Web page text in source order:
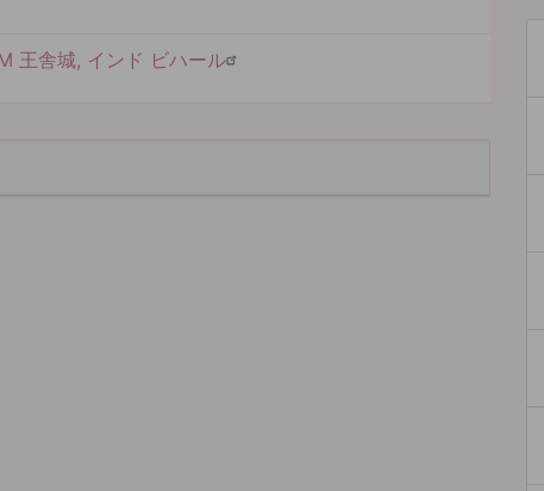
王舎城, インド ビハール